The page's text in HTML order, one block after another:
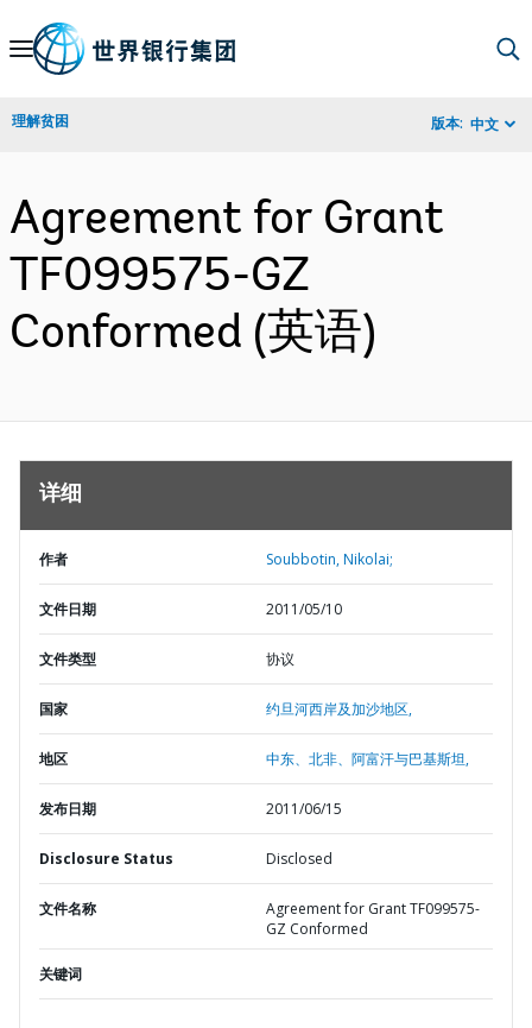
Skip
Navigation
理解贫困 版本: 中文
Agreement for Grant
TF099575-GZ
Conformed (英语)
详细
作者 Soubbotin, Nikolai;
文件日期 2011/05/10
文件类型 协议
国家 约旦河西岸及加沙地区,
地区 中东、北非、阿富汗与巴基斯坦,
发布日期 2011/06/15
Disclosure Status Disclosed
文件名称
Agreement for Grant TF099575-
GZ Conformed
关键词